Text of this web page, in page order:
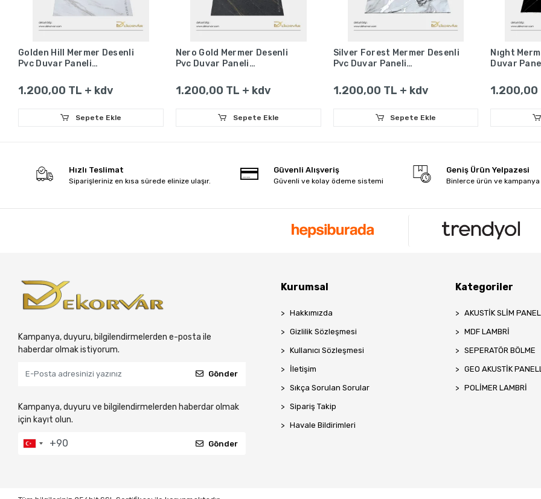
Golden Hill Mermer Desenli
Pvc Duvar Paneli
1.200,00 TL + kdv
Sepete Ekle
Nero Gold Mermer Desenli
Pvc Duvar Paneli
1.200,00 TL + kdv
Sepete Ekle
Silver Forest Mermer Desenli
Pvc Duvar Paneli
1.200,00 TL + kdv
Sepete Ekle
Nıght
Duvar
1.200,00
Hızlı Teslimat
Siparişleriniz en kısa sürede elinize ulaşır.
Güvenli Alışveriş
Güvenli ve kolay ödeme sistemi
Geniş Ürün Yelpazesi
Binlerce ürün ve
Kampanya, duyuru, bilgilendirmelerden e-posta ile
haberdar olmak istiyorum.
Gönder
Kampanya, duyuru ve bilgilendirmelerden haberdar olmak
için kayıt olun.
Gönder
Kurumsal
Hakkımızda
Gizlilik Sözleşmesi
Kullanıcı Sözleşmesi
İletişim
Sıkça Sorulan Sorular
Sipariş Takip
Havale Bildirimleri
Kategoriler
AKUSTİK SLİM
MDF LAMBRİ
SEPERATÖR BÖLME
GEO AKUSTİK
POLİMER LAMBRİ